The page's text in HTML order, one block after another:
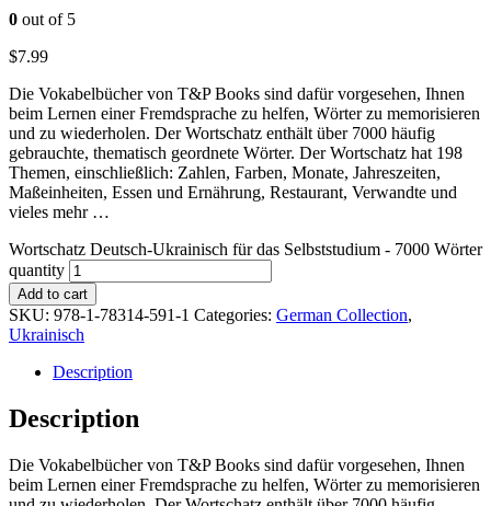
0 out of 5
$7.99
Die Vokabelbücher von T&P Books sind dafür vorgesehen, Ihnen
beim Lernen einer Fremdsprache zu helfen, Wörter zu memorisieren
und zu wiederholen. Der Wortschatz enthält über 7000 häufig
gebrauchte, thematisch geordnete Wörter. Der Wortschatz hat 198
Themen, einschließlich: Zahlen, Farben, Monate, Jahreszeiten,
Maßeinheiten, Essen und Ernährung, Restaurant, Verwandte und
vieles mehr …
Wortschatz Deutsch-Ukrainisch für das Selbststudium - 7000 Wörter
quantity
Add to cart
SKU: 978-1-78314-591-1 Categories: German Collection,
Ukrainisch
Description
Description
Die Vokabelbücher von T&P Books sind dafür vorgesehen, Ihnen
beim Lernen einer Fremdsprache zu helfen, Wörter zu memorisieren